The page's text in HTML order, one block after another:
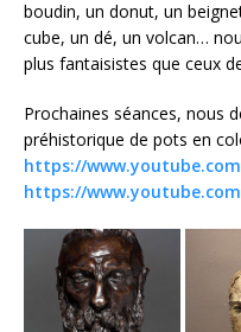
boudin, un donut, un
cube, un dé, un volcan…
plus fantaisistes que ceux
Prochaines séances, nous
préhistorique de pots en
https://
https://www.youtube.com/